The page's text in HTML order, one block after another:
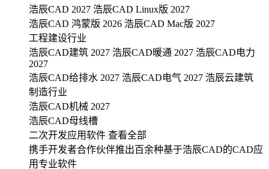
浩辰CAD 2027 浩辰CAD Linux版 2027
浩辰CAD 鸿蒙版 2026 浩辰CAD Mac版 2027
工程建设行业
浩辰CAD建筑 2027 浩辰CAD暖通 2027 浩辰CAD电力
2027
浩辰CAD给排水 2027 浩辰CAD电气 2027 浩辰云建筑
制造行业
浩辰CAD机械 2027
浩辰CAD母线槽
二次开发应用软件 查看全部
携手开发者合作伙伴推出百余种基于浩辰CAD的CAD应
用专业软件